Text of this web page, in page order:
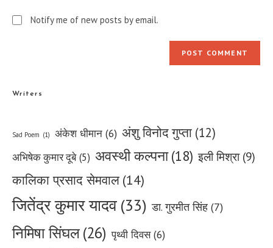
Notify me of new posts by email.
Writers
Sad Poem (1) अंकेश धीमान (6) अंशु विनोद गुप्ता (12)
अभिषेक कुमार दूबे (5) अवस्थी कल्पना (18) इली मिश्रा (9)
कालिका प्रसाद सेमवाल (14)
जितेंद्र कुमार यादव (33) डा. गुरमीत सिंह (7)
निमिषा सिंघल(26) पृथ्वी दिवस (6)